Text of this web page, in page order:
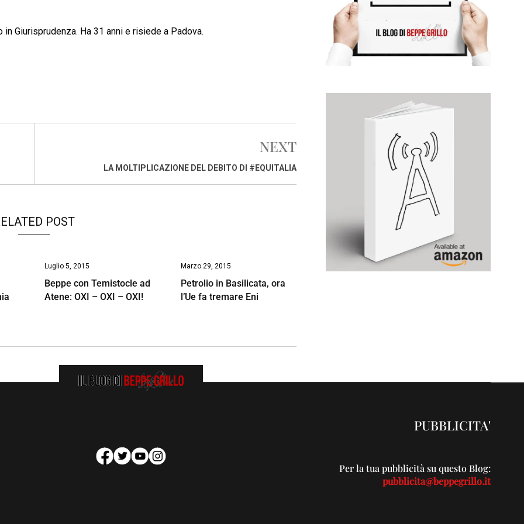
Giurisprudenza. Ha 31 anni e risiede a Padova.
NEXT
LA MOLTIPLICAZIONE DEL DEBITO DI #EQUITALIA
POST
Luglio 5, 2015
Beppe con Temistocle ad
Atene: OXI – OXI – OXI!
Marzo 29, 2015
Petrolio in Basilicata, ora
l’Ue fa tremare Eni
PUBBLICITA'
Per la tua pubblicità su questo Blog:
pubblicita@beppegrillo.it